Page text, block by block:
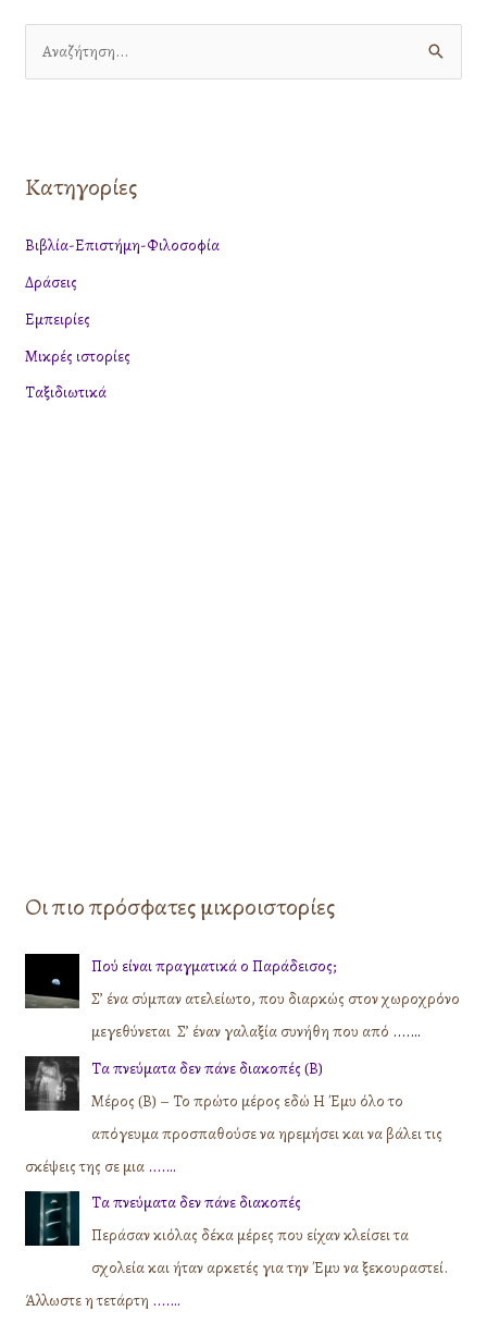
ή
η
σ
η
γ
ι
Κατηγορίες
Βιβλία-Επιστήμη-Φιλοσοφία
Δράσεις
Εμπειρίες
Μικρές ιστορίες
Ταξιδιωτικά
Οι πιο πρόσφατες μικροιστορίες
Πού είναι πραγματικά ο Παράδεισος;
Σ’ ένα σύμπαν ατελείωτο, που διαρκώς στον χωροχρόνο
μεγεθύνεται Σ’ έναν γαλαξία συνήθη που από ....…
Τα πνεύματα δεν πάνε διακοπές (Β)
Μέρος (Β) – Το πρώτο μέρος εδώ Η Έμυ όλο το
απόγευμα προσπαθούσε να ηρεμήσει και να βάλει τις
σκέψεις της σε μια ....…
Τα πνεύματα δεν πάνε διακοπές
Περάσαν κιόλας δέκα μέρες που είχαν κλείσει τα
σχολεία και ήταν αρκετές για την Έμυ να ξεκουραστεί.
Άλλωστε η τετάρτη ....…